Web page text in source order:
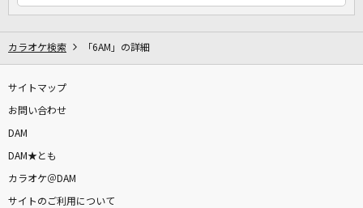
カラオケ検索 「6AM」の詳細
サイトマップ
お問い合わせ
DAM
DAM★とも
カラオケ＠DAM
サイトのご利用について